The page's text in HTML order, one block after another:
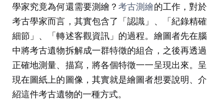
學家究竟為何還需要測繪？考古測繪的工作，對於
考古學家而言，其實包含了「認識」、「紀錄精確
細節」、「轉述客觀資訊」的過程。繪圖者先在腦
中將考古遺物拆解成一群特徵的組合，之後再透過
正確地測量、描寫，將各個特徵一一呈現出來。呈
現在圖紙上的圖像，其實就是繪圖者想要說明、介
紹這件考古遺物的一種方式。